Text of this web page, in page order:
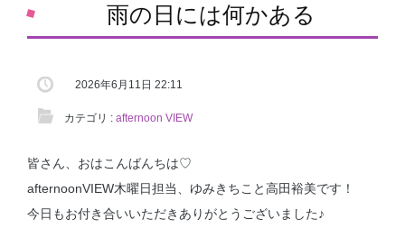
雨の日には何かある
2026年6月11日 22:11
カテゴリ : afternoon VIEW
皆さん、おはこんばんちは♡
afternoonVIEW木曜日担当、ゆみきちこと高田裕美です！
今日もお付き合いいただきありがとうございました♪